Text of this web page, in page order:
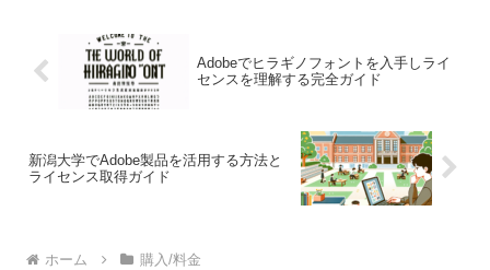
Adobeでヒラギノフォントを入手しライ
センスを理解する完全ガイド
新潟大学でAdobe製品を活用する方法と
ライセンス取得ガイド
ホーム 購入/料金